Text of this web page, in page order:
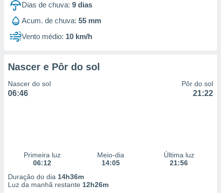
Dias de chuva: 9 dias
Acum. de chuva: 55 mm
Vento médio: 10 km/h
Nascer e Pôr do sol
Nascer do sol
06:46
Pôr do sol
21:22
Primeira luz
06:12
Meio-dia
14:05
Última luz
21:56
Duração do dia 14h36m
Luz da manhã restante 12h26m